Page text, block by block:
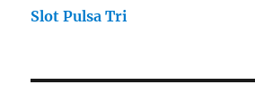
Slot Pulsa Tri